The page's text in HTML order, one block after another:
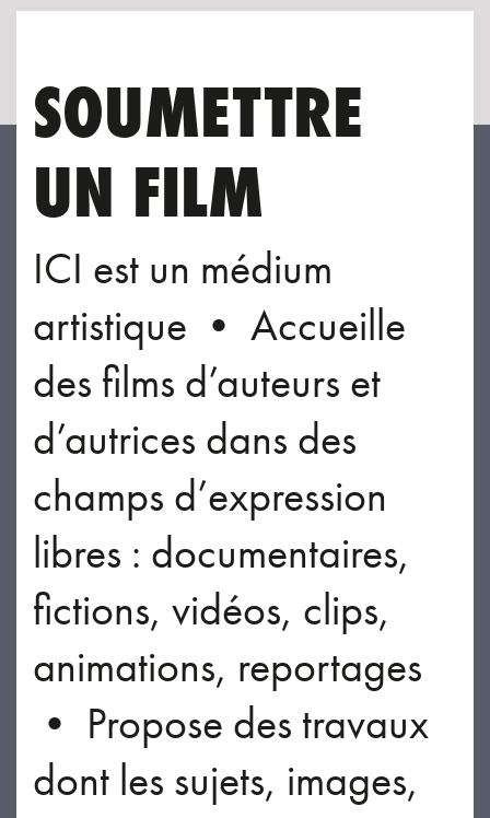
SOUMETTRE
UN FILM
ICI est un médium
artistique • Accueille
des films d’auteurs et
d’autrices dans des
champs d’expression
libres : documentaires,
fictions, vidéos, clips,
animations, reportages
• Propose des travaux
dont les sujets, images,